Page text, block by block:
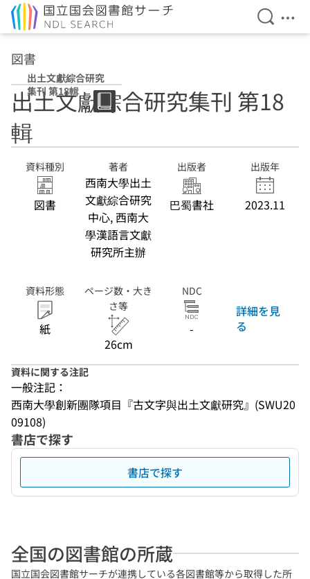
検索を
メ
図書
出土文獻綜合研究
集刊 第18輯
出土文獻綜合研究集刊 第18
輯
資料種別
図書
著者
西南大學出土
文獻綜合研究
中心, 西南大
學漢語言文獻
研究所主辦
出版者
巴蜀書社
出版年
2023.11
資料形態
紙
ページ数・大き
さ等
26cm
NDC
-
詳細を見
る
資料に関する注記
一般注記：
西南大學創新團隊項目『古文字與出土文獻研究』(SWU20
09108)
書店で探す
書店で探す
全国の図書館の所蔵
国立国会図書館サーチが連携している各図書館等から取得した所